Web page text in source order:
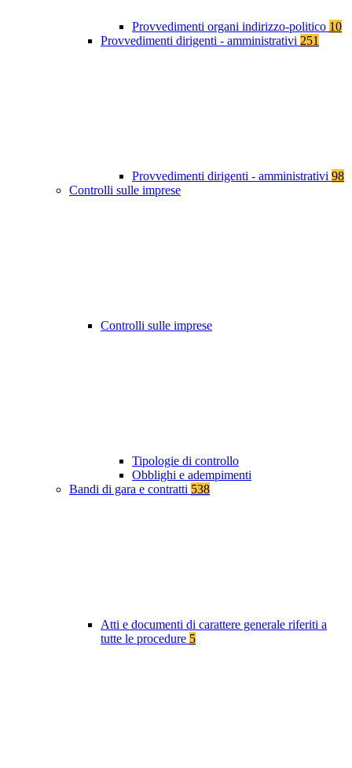
Provvedimenti organi indirizzo-politico 10
Provvedimenti dirigenti - amministrativi 251
Provvedimenti dirigenti - amministrativi 98
Controlli sulle imprese
Controlli sulle imprese
Tipologie di controllo
Obblighi e adempimenti
Bandi di gara e contratti 538
Atti e documenti di carattere generale riferiti a
tutte le procedure 5